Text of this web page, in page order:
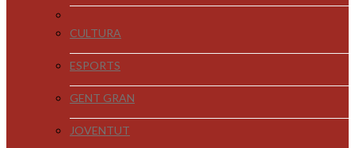
CULTURA
ESPORTS
GENT GRAN
JOVENTUT